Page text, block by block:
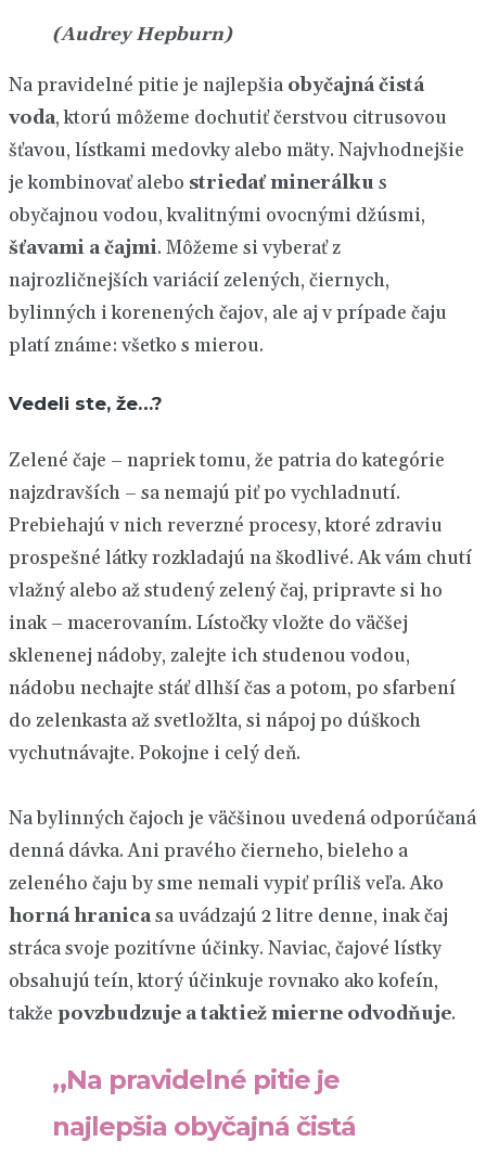
(Audrey Hepburn)
Na pravidelné pitie je najlepšia obyčajná čistá
voda, ktorú môžeme dochutiť čerstvou citrusovou
šťavou, lístkami medovky alebo mäty. Najvhodnejšie
je kombinovať alebo striedať minerálku s
obyčajnou vodou, kvalitnými ovocnými džúsmi,
šťavami a čajmi. Môžeme si vyberať z
najrozličnejších variácií zelených, čiernych,
bylinných i korenených čajov, ale aj v prípade čaju
platí známe: všetko s mierou.
Vedeli ste, že…?
Zelené čaje – napriek tomu, že patria do kategórie
najzdravších – sa nemajú piť po vychladnutí.
Prebiehajú v nich reverzné procesy, ktoré zdraviu
prospešné látky rozkladajú na škodlivé. Ak vám chutí
vlažný alebo až studený zelený čaj, pripravte si ho
inak – macerovaním. Lístočky vložte do väčšej
sklenenej nádoby, zalejte ich studenou vodou,
nádobu nechajte stáť dlhší čas a potom, po sfarbení
do zelenkasta až svetložlta, si nápoj po dúškoch
vychutnávajte. Pokojne i celý deň.
Na bylinných čajoch je väčšinou uvedená odporúčaná
denná dávka. Ani pravého čierneho, bieleho a
zeleného čaju by sme nemali vypiť príliš veľa. Ako
horná hranicasa uvádzajú 2 litre denne, inak čaj
stráca svoje pozitívne účinky. Naviac, čajové lístky
obsahujú teín, ktorý účinkuje rovnako ako kofeín,
takže povzbudzuje a taktiež mierne odvodňuje.
„Na pravidelné pitie je
najlepšia obyčajná čistá